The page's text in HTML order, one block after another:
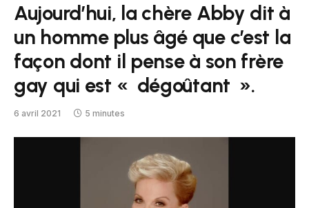
Aujourd’hui, la chère Abby dit à
un homme plus âgé que c’est la
façon dont il pense à son frère
gay qui est « dégoûtant ».
6 avril 2021 5 minutes